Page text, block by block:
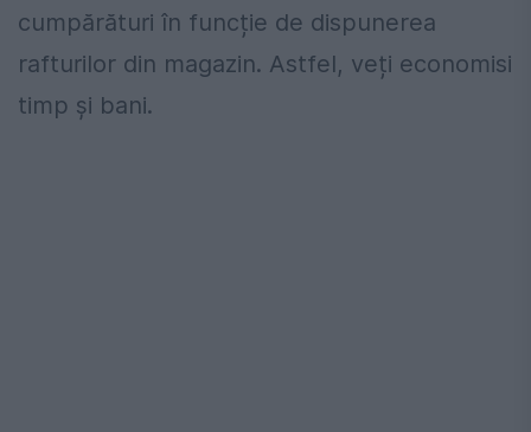
cumpărături în funcție de dispunerea
rafturilor din magazin. Astfel, veți economisi
timp și bani.